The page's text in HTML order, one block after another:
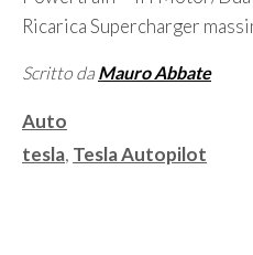
Ricarica Supercharger
Scritto da Mauro Abbate
Categorie
Auto
Tag
tesla, Tesla Autopilot